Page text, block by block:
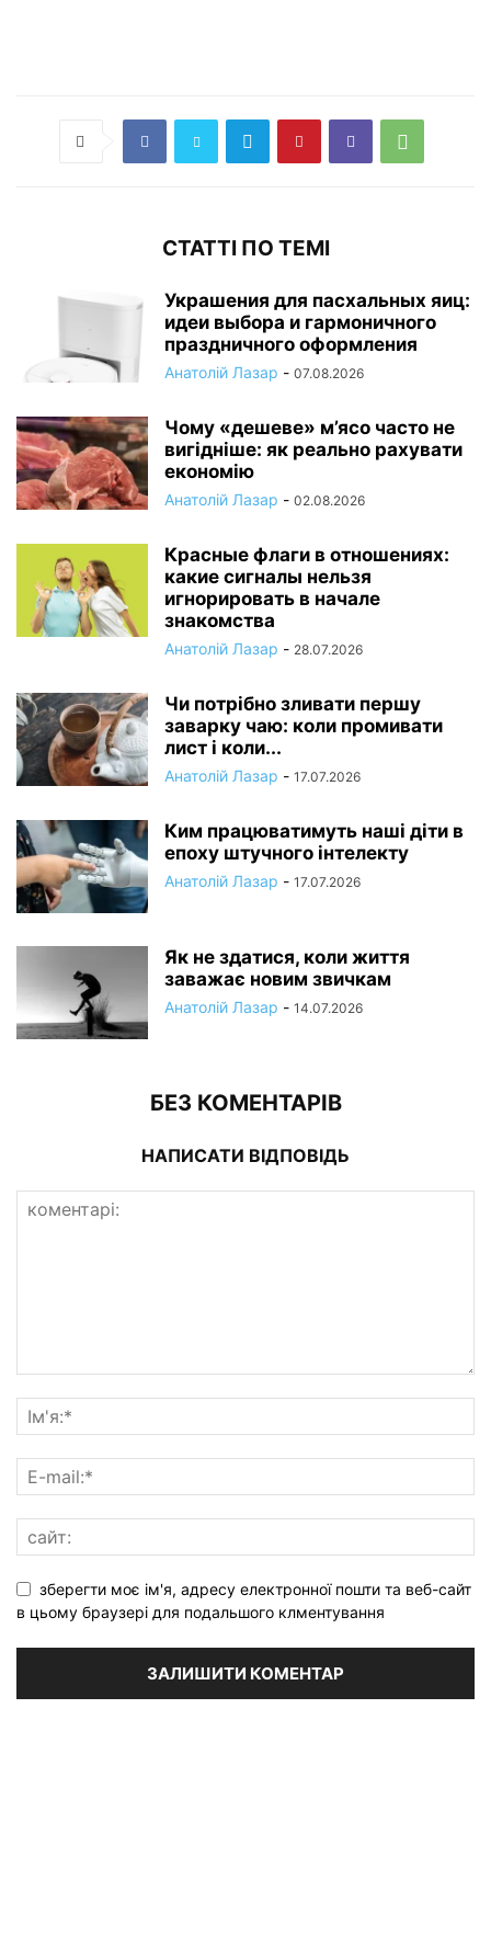
СТАТТІ ПО ТЕМІ
Украшения для пасхальных яиц:
идеи выбора и гармоничного
праздничного оформления
Анатолій Лазар - 07.08.2026
Чому «дешеве» м’ясо часто не
вигідніше: як реально рахувати
економію
Анатолій Лазар - 02.08.2026
Красные флаги в отношениях:
какие сигналы нельзя
игнорировать в начале
знакомства
Анатолій Лазар - 28.07.2026
Чи потрібно зливати першу
заварку чаю: коли промивати
лист і коли...
Анатолій Лазар - 17.07.2026
Ким працюватимуть наші діти в
епоху штучного інтелекту
Анатолій Лазар - 17.07.2026
Як не здатися, коли життя
заважає новим звичкам
Анатолій Лазар - 14.07.2026
БЕЗ КОМЕНТАРІВ
НАПИСАТИ ВІДПОВІДЬ
зберегти моє ім'я, адресу електронної пошти та веб-сайт
в цьому браузері для подальшого клментування